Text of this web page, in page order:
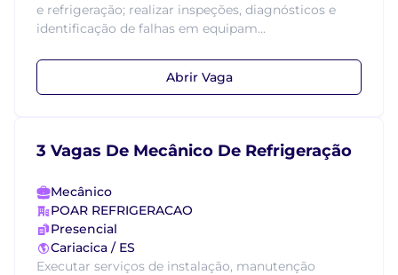
e refrigeração; realizar inspeções, diagnósticos e
identificação de falhas em equipam...
Abrir Vaga
3 Vagas De Mecânico De Refrigeração
Mecânico
POAR REFRIGERACAO
Presencial
Cariacica / ES
Executar serviços de instalação, manutenção